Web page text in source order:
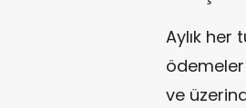
Aylık her
ödemeler
ve